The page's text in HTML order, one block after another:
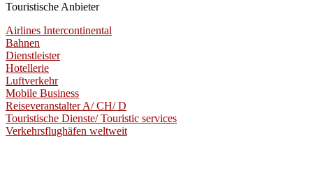
Touristische Anbieter
Airlines Intercontinental
Bahnen
Dienstleister
Hotellerie
Luftverkehr
Mobile Business
Reiseveranstalter A/ CH/ D
Touristische Dienste/ Touristic services
Verkehrsflughäfen weltweit